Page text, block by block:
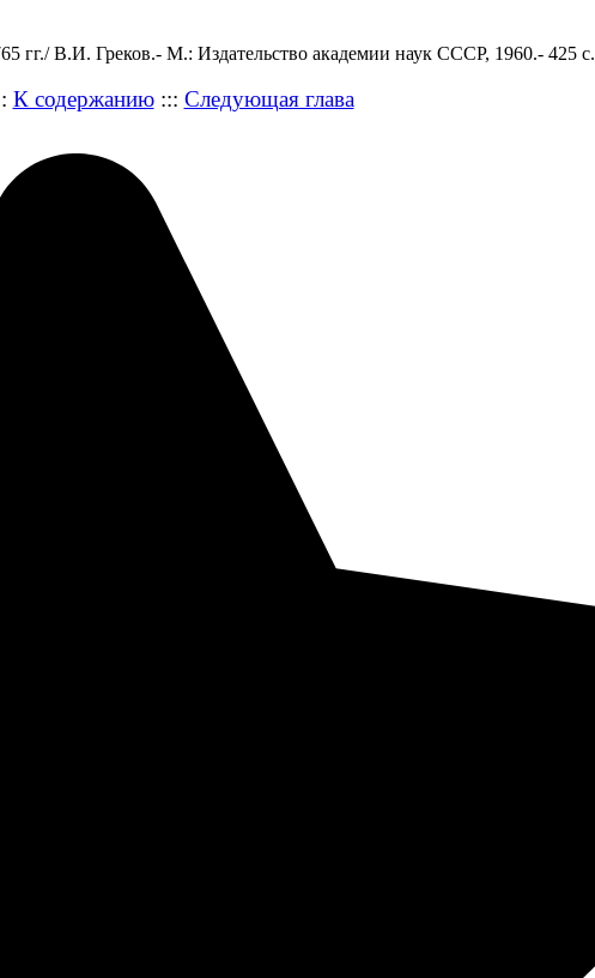
гг./ В.И. Греков.- М.: Издательство академии наук СССР, 1960.- 425 с.
К содержанию::: Следующая глава